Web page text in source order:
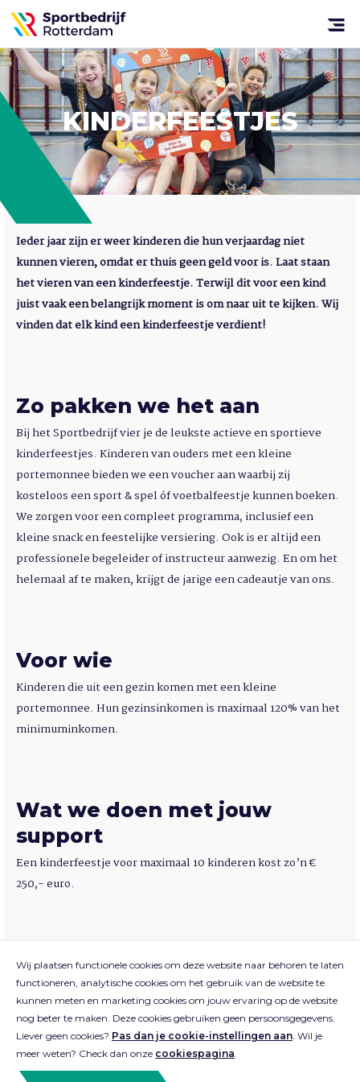
Open
menu
Sportbedrijf
Rotterdam
KINDERFEESTJES
Ieder jaar zijn er weer kinderen die hun verjaardag niet
kunnen vieren, omdat er thuis geen geld voor is. Laat staan
het vieren van een kinderfeestje. Terwijl dit voor een kind
juist vaak een belangrijk moment is om naar uit te kijken. Wij
vinden dat elk kind een kinderfeestje verdient!
Zo pakken we het aan
Bij het Sportbedrijf vier je de leukste actieve en sportieve
kinderfeestjes. Kinderen van ouders met een kleine
portemonnee bieden we een voucher aan waarbij zij
kosteloos een sport & spel óf voetbalfeestje kunnen boeken.
We zorgen voor een compleet programma, inclusief een
kleine snack en feestelijke versiering. Ook is er altijd een
professionele begeleider of instructeur aanwezig. En om het
helemaal af te maken, krijgt de jarige een cadeautje van ons.
Voor wie
Kinderen die uit een gezin komen met een kleine
portemonnee. Hun gezinsinkomen is maximaal 120% van het
minimuminkomen.
Wat we doen met jouw
support
Een kinderfeestje voor maximaal 10 kinderen kost zo’n €
250,- euro.
© 2018-2026 Sportbedrijf Rotterdam
Privacyverklaring Cookieverklaring Voorwaarden en regels
Wij plaatsen functionele cookies om deze website naar behoren te laten
functioneren, analytische cookies om het gebruik van de website te
kunnen meten en marketing cookies om jouw ervaring op de website
nog beter te maken. Deze cookies gebruiken geen persoonsgegevens.
Liever geen cookies? Pas dan je cookie-instellingen aan . Wil je
meer weten? Check dan onze cookiespagina